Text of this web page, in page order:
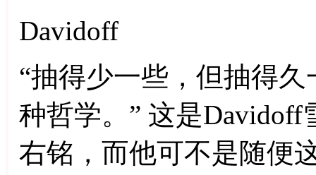
Davidoff
“抽得少一些，但抽得
种哲学。” 这是Davidoff
右铭，而他可不是随便